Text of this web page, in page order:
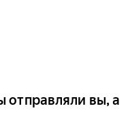
отправляли вы, а